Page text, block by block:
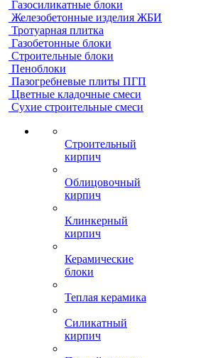
Газосиликатные блоки
Железобетонные изделия ЖБИ
Тротуарная плитка
Газобетонные блоки
Строительные блоки
Пеноблоки
Пазогребневые плиты ПГП
Цветные кладочные смеси
Сухие строительные смеси
Строительный
кирпич
Облицовочный
кирпич
Клинкерный
кирпич
Керамические
блоки
Теплая керамика
Силикатный
кирпич